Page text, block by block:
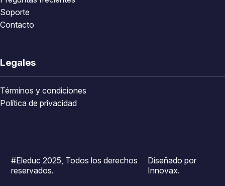
Soporte
Contacto
Legales
Términos y condiciones
Política de privacidad
#Eleduc 2025, Todos los derechos
reservados.
Diseñado por
Innovax.